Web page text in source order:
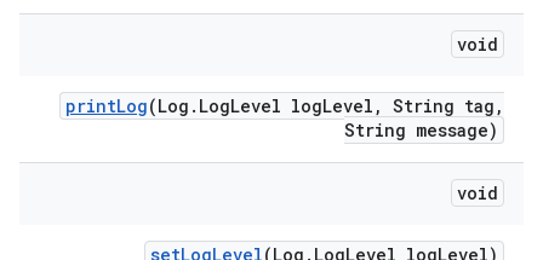
void
printLog(Log . LogLevel logLevel , String tag ,
String message)
void
setLogLevel(Log . LogLevel logLevel)